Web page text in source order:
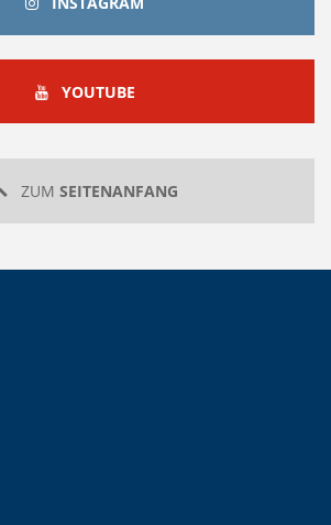
YOUTUBEYOUTUBE
ZUM SEITENANFANG